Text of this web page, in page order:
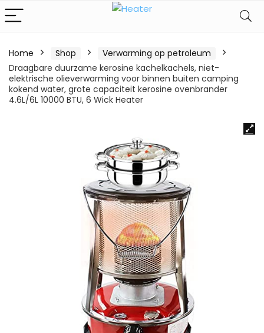
Home Shop
Verwarming op petroleum
Draagbare duurzame kerosine kachelkachels, niet-
elektrische olieverwarming voor binnen buiten camping
kokend water, grote capaciteit kerosine ovenbrander
4.6L/6L 10000 BTU, 6 Wick Heater